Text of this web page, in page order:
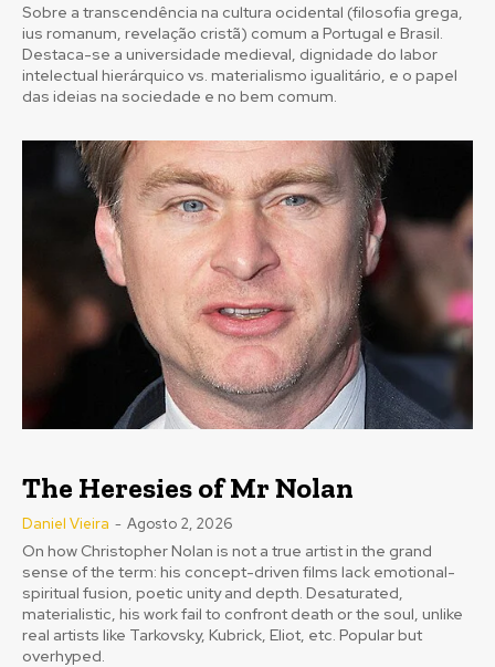
Sobre a transcendência na cultura ocidental (filosofia grega,
ius romanum, revelação cristã) comum a Portugal e Brasil.
Destaca-se a universidade medieval, dignidade do labor
intelectual hierárquico vs. materialismo igualitário, e o papel
das ideias na sociedade e no bem comum.
The Heresies of Mr Nolan
Daniel Vieira - Agosto 2, 2026
On how Christopher Nolan is not a true artist in the grand
sense of the term: his concept-driven films lack emotional-
spiritual fusion, poetic unity and depth. Desaturated,
materialistic, his work fail to confront death or the soul, unlike
real artists like Tarkovsky, Kubrick, Eliot, etc. Popular but
overhyped.